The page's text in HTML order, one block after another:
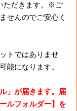
ただきます。※ご
せんのでご安心く
トではありませ
能になります。
」が届きます。届
ルフォルダー】を